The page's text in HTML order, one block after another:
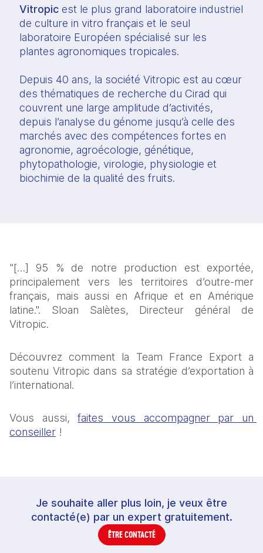
Vitropic est le plus grand laboratoire industriel
de culture in vitro français et le seul
laboratoire Européen spécialisé sur les
plantes agronomiques tropicales.
Depuis 40 ans, la société Vitropic est au cœur
des thématiques de recherche du Cirad qui
couvrent une large amplitude d’activités,
depuis l’analyse du génome jusqu’à celle des
marchés avec des compétences fortes en
agronomie, agroécologie, génétique,
phytopathologie, virologie, physiologie et
biochimie de la qualité des fruits.
"[…] 95 % de notre production est exportée,
principalement vers les territoires d’outre-mer
français, mais aussi en Afrique et en Amérique
latine.". Sloan Salètes, Directeur général de
Vitropic.
Découvrez comment la Team France Export a
soutenu Vitropic dans sa stratégie d’exportation à
l’international.
Vous aussi, faites vous accompagner par un
conseiller !
Je souhaite aller plus loin, je veux être
contacté(e) par un expert gratuitement.
ÊTRE CONTACTÉ